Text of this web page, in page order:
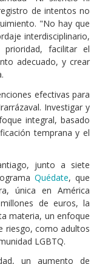
de intentos no
"No hay que
interdisciplinario,
facilitar el
adecuado, y crear
efectivas para
Investigar y
integral, basado
temprana y el
junto a siete
Quédate, que
única en América
de euros, la
materia, un enfoque
riesgo, como adultos
LGBTQ.
un aumento de